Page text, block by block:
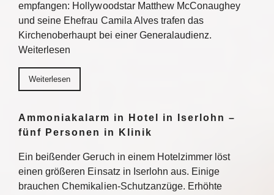
empfangen: Hollywoodstar Matthew McConaughey
und seine Ehefrau Camila Alves trafen das
Kirchenoberhaupt bei einer Generalaudienz.
Weiterlesen
Weiterlesen
Ammoniakalarm in Hotel in Iserlohn –
fünf Personen in Klinik
Ein beißender Geruch in einem Hotelzimmer löst
einen größeren Einsatz in Iserlohn aus. Einige
brauchen Chemikalien-Schutzanzüge. Erhöhte